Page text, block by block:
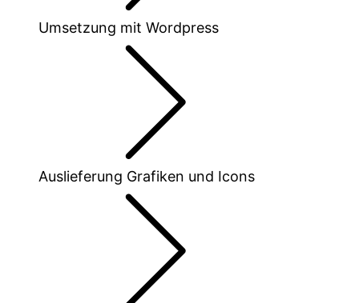
Umsetzung mit Wordpress
Auslieferung Grafiken und Icons